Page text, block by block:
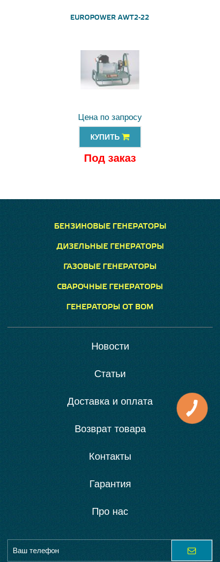
EUROPOWER AWT2-22
Цена по запросу
КУПИТЬ
Под заказ
БЕНЗИНОВЫЕ ГЕНЕРАТОРЫ
ДИЗЕЛЬНЫЕ ГЕНЕРАТОРЫ
ГАЗОВЫЕ ГЕНЕРАТОРЫ
СВАРОЧНЫЕ ГЕНЕРАТОРЫ
ГЕНЕРАТОРЫ ОТ ВОМ
Новости
Статьи
Доставка и оплата
Возврат товара
Контакты
Гарантия
Про нас